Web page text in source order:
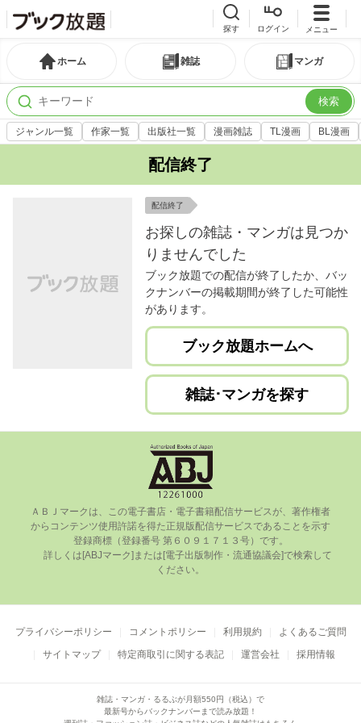
探す ログイン メニュー
ホーム 雑誌 マンガ
検索
ジャンル一覧 作家一覧 出版社一覧 漫画雑誌 TL漫画 BL漫画
配信終了
配信終了
お探しの雑誌・マンガは見つか
りませんでした
ブック放題での配信が終了したか、バッ
クナンバーの掲載期間が終了した可能性
があります。
ブック放題ホームへ
雑誌･マンガを探す
ＡＢＪマークは、この電⼦書店・電⼦書籍配信サービスが、著作権者
からコンテンツ使⽤許諾を得た正規版配信サービスであることを⽰す
登録商標（登録番号 第６０９１７１３号）です。
ください。
プライバシーポリシー コメントポリシー 利用規約
よくあるご質問
サイトマップ
特定商取引に関する表記 運営会社 採用情報
雑誌・マンガ・るるぶが月額550円（税込）で
最新号からバックナンバーまで読み放題！